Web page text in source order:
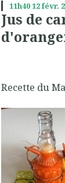
11h4012févr.
Jus de
Recette du